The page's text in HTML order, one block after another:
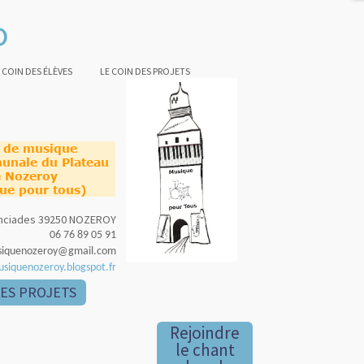
COIN DES ÉLÈVES LE COIN DES PROJETS
de musique
du Plateau
Nozeroy
pour tous)
39250 NOZEROY
06 76 89 05 91
PROJETS
Rejoindre
le chant